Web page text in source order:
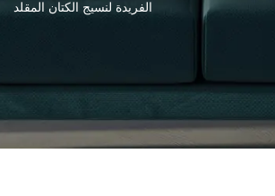
الفريدة لنسيج الكتان المقلد